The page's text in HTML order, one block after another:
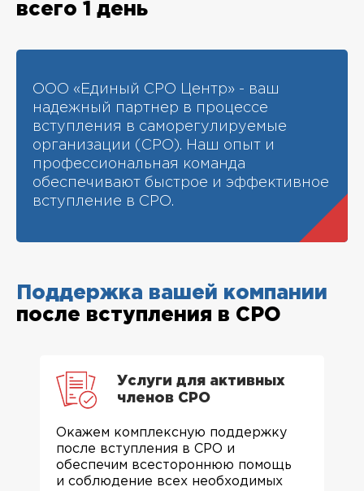
всего 1 день
ООО «Единый СРО Центр» - ваш
надежный партнер в процессе
вступления в саморегулируемые
организации (СРО). Наш опыт и
профессиональная команда
обеспечивают быстрое и эффективное
вступление в СРО.
Поддержка вашей компании
после вступления в СРО
Услуги для активных
членов СРО
Окажем комплексную поддержку
после вступления в СРО и
обеспечим всестороннюю помощь
и соблюдение всех необходимых